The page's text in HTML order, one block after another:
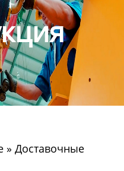
» Доставочные